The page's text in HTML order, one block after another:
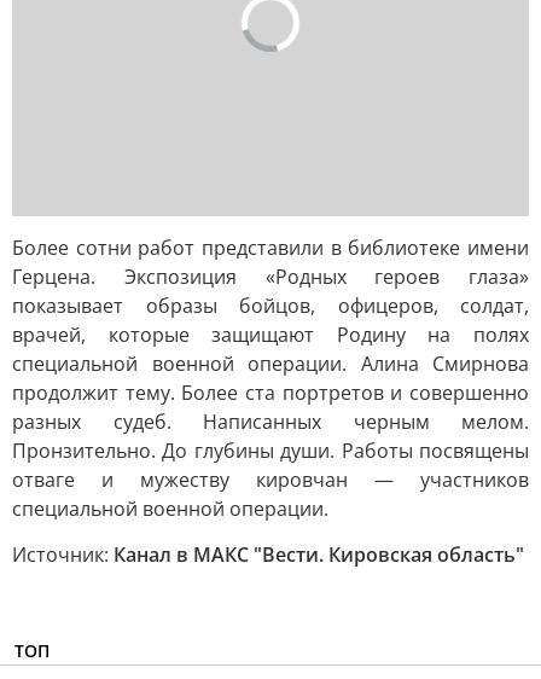
Более сотни работ представили в библиотеке имени
Герцена. Экспозиция «Родных героев глаза»
показывает образы бойцов, офицеров, солдат,
врачей, которые защищают Родину на полях
специальной военной операции. Алина Смирнова
продолжит тему. Более ста портретов и совершенно
разных судеб. Написанных черным мелом.
Пронзительно. До глубины души. Работы посвящены
отваге и мужеству кировчан — участников
специальной военной операции.
Источник: Канал в МАКС "Вести. Кировская область"
ТОП